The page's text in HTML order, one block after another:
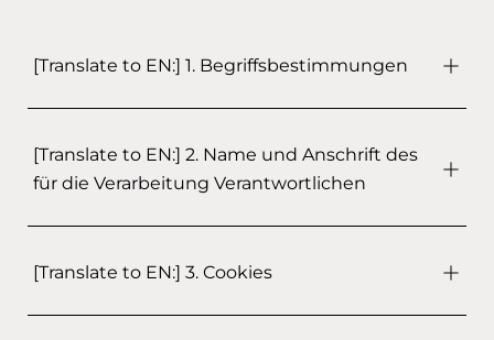
[Translate to EN:] 1. Begriffsbestimmungen
[Translate to EN:] 2. Name und Anschrift des
für die Verarbeitung Verantwortlichen
[Translate to EN:] 3. Cookies